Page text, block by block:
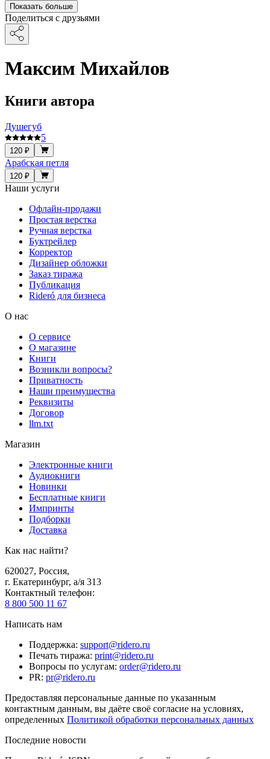
Показать больше
Поделиться с друзьями
Максим Михайлов
Книги автора
Душегуб
5
120 ₽
Арабская петля
120 ₽
Наши услуги
Офлайн-продажи
Простая верстка
Ручная верстка
Буктрейлер
Корректор
Дизайнер обложки
Заказ тиража
Публикация
Rideró для бизнеса
О нас
О сервисе
О магазине
Книги
Возникли вопросы?
Приватность
Наши преимущества
Реквизиты
Договор
llm.txt
Магазин
Электронные книги
Аудиокниги
Новинки
Бесплатные книги
Импринты
Подборки
Доставка
Как нас найти?
620027, Россия,
г. Екатеринбург, а/я 313
Контактный телефон:
8 800 500 11 67
Написать нам
Поддержка: support@ridero.ru
Печать тиража: print@ridero.ru
Вопросы по услугам: order@ridero.ru
PR: pr@ridero.ru
Предоставляя персональные данные по указанным
контактным данным, вы даёте своё согласие на условиях,
определенных Политикой обработки персональных данных
Последние новости